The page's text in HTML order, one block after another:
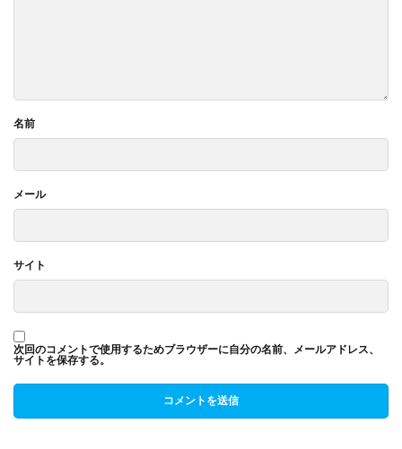
名前
メール
サイト
次回のコメントで使用するためブラウザーに自分の名前、メールアドレス、
サイトを保存する。